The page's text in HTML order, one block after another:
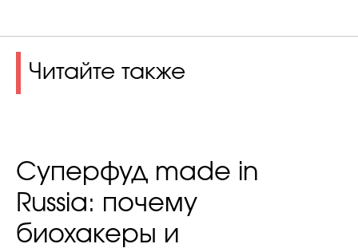
Читайте также
Суперфуд made in
Russia: почему
биохакеры и